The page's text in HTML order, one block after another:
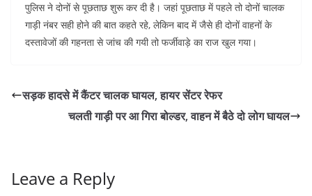
पुलिस ने दोनों से पूछताछ शुरू कर दी है। जहां पूछताछ में पहले तो दोनों चालक
गाड़ी नंबर सही होने की बात कहते रहे, लेकिन बाद में जैसे ही दोनों वाहनों के
दस्तावेजों की गहनता से जांच की गयी तो फर्जीवाड़े का राज खुल गया।
सड़क हादसे में कैंटर चालक घायल, हायर सेंटर रेफर
चलती गाड़ी पर आ गिरा बोल्डर, वाहन में बैठे दो लोग घायल
Leave a Reply